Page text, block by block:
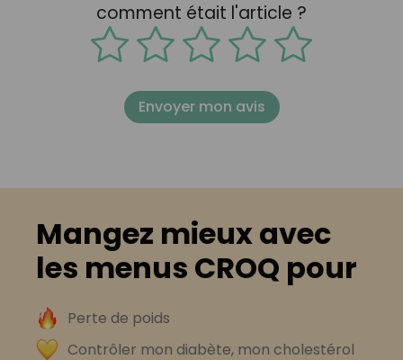
comment était l'article ?
Envoyer mon avis
Mangez mieux avec
les menus CROQ pour
Perte de poids
Contrôler mon diabète, mon cholestérol